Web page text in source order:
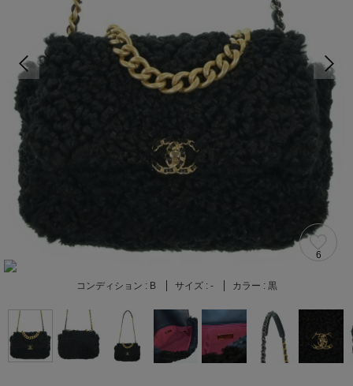
6
コンディション : B サイズ : - カラー : 黒